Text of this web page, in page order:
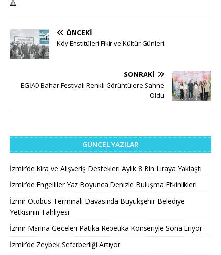
🔺
ÖNCEKI
Köy Enstitüleri Fikir ve Kültür Günleri
SONRAKI
EGİAD Bahar Festivali Renkli Görüntülere Sahne
Oldu
GÜNCEL YAZILAR
İzmir’de Kira ve Alışveriş Destekleri Aylık 8 Bin Liraya Yaklaştı
İzmir’de Engelliler Yaz Boyunca Denizle Buluşma Etkinlikleri
İzmir Otobüs Terminali Davasında Büyükşehir Belediye
Yetkisinin Tahliyesi
İzmir Marina Geceleri Patika Rebetika Konseriyle Sona Eriyor
İzmir’de Zeybek Seferberliği Artıyor